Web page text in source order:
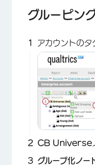
グルーピン
アカウントのタ
CB Universe
グループ化ノー